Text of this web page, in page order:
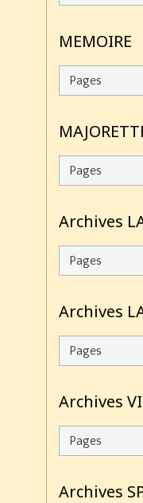
MEMOIRE
Archives
Archives
Archives
Archives